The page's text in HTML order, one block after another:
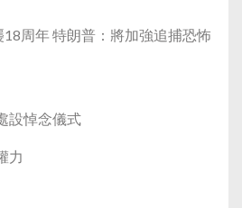
周年 特朗普：將加強追捕恐怖
設悼念儀式
力